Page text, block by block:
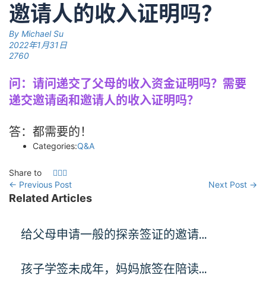
邀请人的收入证明吗？
By Michael Su
2022年1月31日
2760
问：请问递交了父母的收入资金证明吗？需要
递交邀请函和邀请人的收入证明吗？
答：都需要的！
Categories:Q&A
Share to
← Previous Post Next Post →
Related Articles
给父母申请一般的探亲签证的邀请…
孩子学签未成年，妈妈旅签在陪读…